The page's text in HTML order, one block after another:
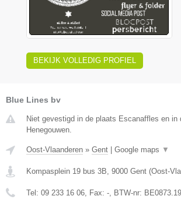
BEKIJK VOLLEDIG PROFIEL
Blue Lines bv
Niet gevestigd in de plaats Escanaffles en in
Henegouwen.
Oost-Vlaanderen » Gent | Google maps ▼
Kompasplein 19 bus 3B 9000 Gent (Oost-
Tel: 09 233 16 06 , Fax: - , BTW-nr: